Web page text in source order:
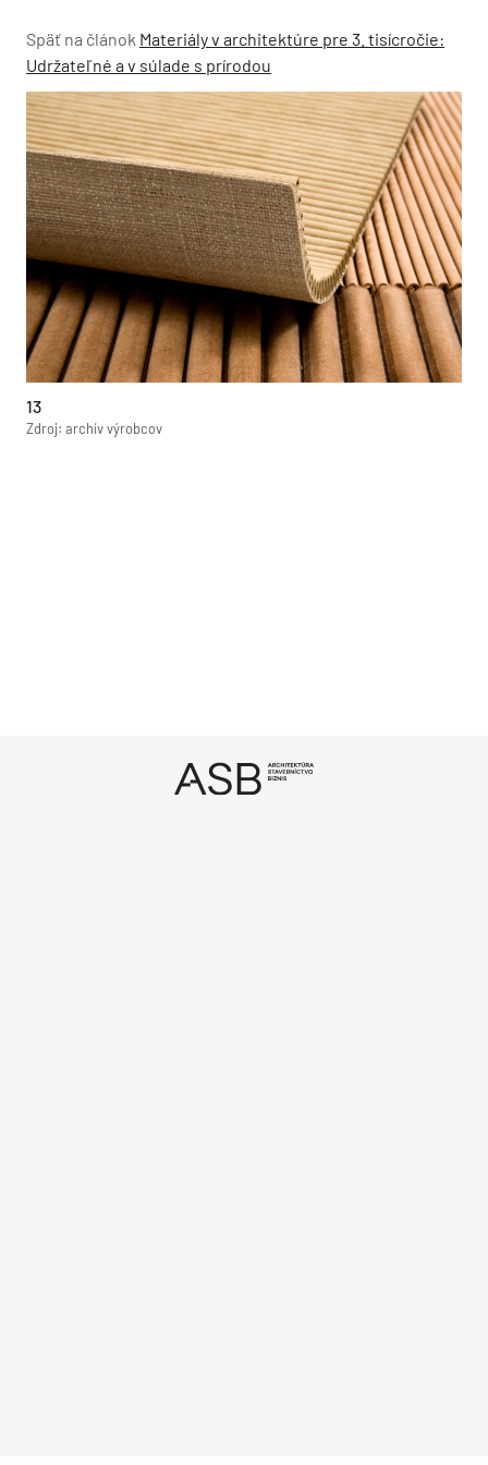
Späť na článok Materiály v architektúre pre 3. tisícročie:
Udržateľné a v súlade s prírodou
13
Zdroj: archív výrobcov